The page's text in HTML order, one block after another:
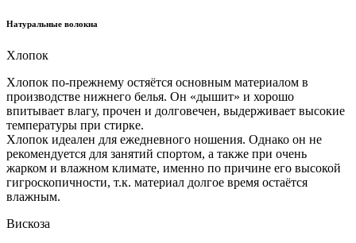
Натуральные волокна
Хлопок
Хлопок по-прежнему остяётся основным материалом в
производстве нижнего белья. Он «дышит» и хорошо
впитывает влагу, прочен и долговечен, выдерживает высокие
температуры при стирке.
Хлопок идеален для ежедневного ношения. Однако он не
рекомендуется для занятий спортом, а также при очень
жарком и влажном климате, именно по причине его высокой
гигроскопичности, т.к. материал долгое время остаётся
влажным.
Вискоза